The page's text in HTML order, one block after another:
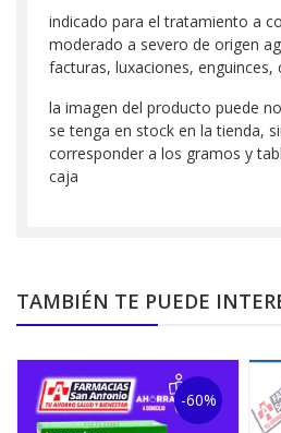
indicado para el tratamiento a
moderado a severo de origen
facturas, luxaciones, enguinces,
la imagen del producto puede
se tenga en stock en la tienda,
corresponder a los gramos y
caja
TAMBIÉN TE PUEDE
-60%